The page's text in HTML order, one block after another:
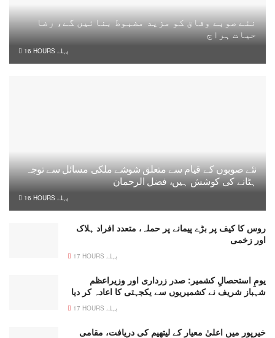
نئے صوبے وفاق کو مزید مضبوط بنائیں گے، رضا
حیات ہراج
16 HOURS پہلے
نئے صوبوں کے قیام سے متعلق شوشے ملکی مسائل سے توجہ
ہٹانے کی کوشش ہیں، فضل الرحمان
16 HOURS پہلے
روس کا کیف پر بڑے پیمانے پر حملہ، متعدد افراد ہلاک
اور زخمی
17 HOURS پہلے
یومِ استحصالِ کشمیر: صدر زرداری اور وزیراعظم
شہباز شریف نے کشمیریوں سے یکجہتی کا اعادہ کر دیا
17 HOURS پہلے
خیرپور میں اعلیٰ معیار کے لیتھیم کی دریافت، مقامی